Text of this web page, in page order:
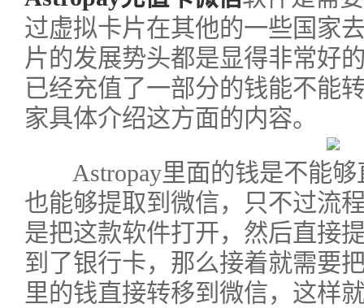
过虚拟卡片在其他的一些国家
片的发展势头都是显得非常好
已经充值了一部分的钱能不能
家具体介绍这方面的内容。
Astropay里面的钱是不能够
也能够提取到微信，只不过流
是把这款软件打开，然后直接
到了银行卡，那么接着就需要
里的钱直接转移到微信，这样